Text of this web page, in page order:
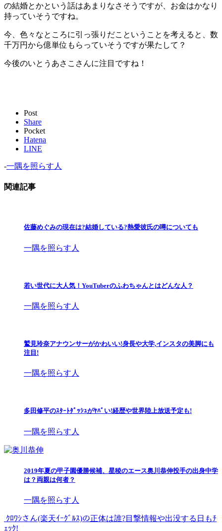
の結婚とかという話はあまりなさそうですが、お金はかなり
持っていそうですね。
今、色々なところに引っ張りだこということを考えると、数
千万円から億単位もらっていそうですが果たして？
今後のいとうあさこさんに注目ですね！
Post
Share
Pocket
Hatena
LINE
-一隅を照らす人
関連記事
佐藤めぐみの現在は?結婚している?熱愛彼氏の噂についても
一隅を照らす人
若い世代に大人気！YouTuberのふわちゃんとはどんな人？
一隅を照らす人
鷲見玲奈アナウンサーがかわいい!身長や大学,インスタの美脚にも
注目!
一隅を照らす人
多田修平のｽﾀｰﾄﾀﾞｯｼｭがﾔﾊﾞい!経歴や世界陸上放送予定も!
一隅を照らす人
2019年夏の甲子園優勝候補、星稜のエース奥川恭伸投手の出身中学
は？両親は何者？
一隅を照らす人
ｸﾛﾜｼさん(楽天ｲｰｸﾞﾙｽ)の正体は誰?目撃情報や出没する日もﾁ
ｪｯｸ!